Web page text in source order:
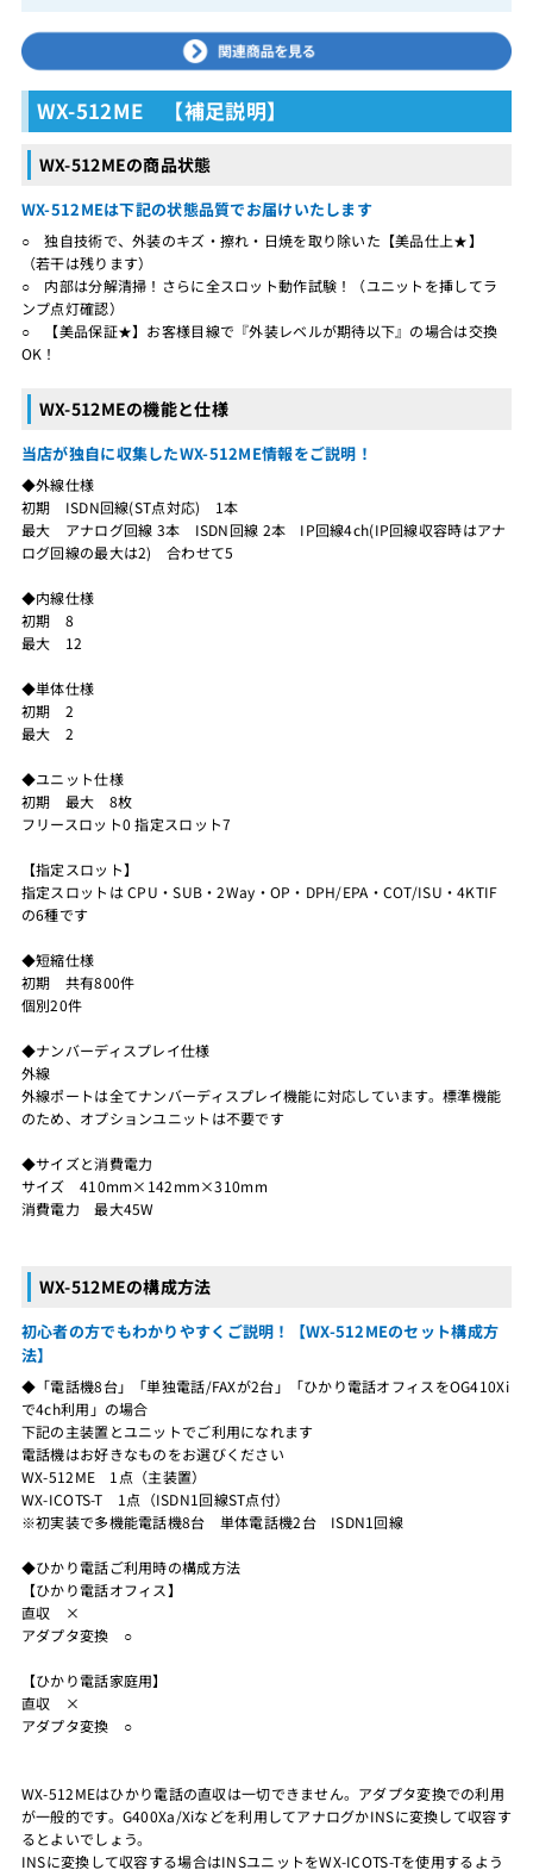
WX-512ME 【補足説明】
WX-512MEの商品状態
WX-512MEは下記の状態品質でお届けいたします
○ 独自技術で、外装のキズ・擦れ・日焼を取り除いた【美品仕上★】
（若干は残ります）
○ 内部は分解清掃！さらに全スロット動作試験！（ユニットを挿してラ
ンプ点灯確認）
○ 【美品保証★】お客様目線で『外装レベルが期待以下』の場合は交換
OK！
WX-512MEの機能と仕様
当店が独自に収集したWX-512ME情報をご説明！
◆外線仕様
初期 ISDN回線(ST点対応) 1本
最大 アナログ回線 3本 ISDN回線 2本 IP回線4ch(IP回線収容時はアナ
ログ回線の最大は2) 合わせて5
◆内線仕様
初期 8
最大 12
◆単体仕様
初期 2
最大 2
◆ユニット仕様
初期 最大 8枚
フリースロット0 指定スロット7
【指定スロット】
指定スロットは CPU・SUB・2Way・OP・DPH/EPA・COT/ISU・4KTIF
の6種です
◆短縮仕様
初期 共有800件
個別20件
◆ナンバーディスプレイ仕様
外線
外線ポートは全てナンバーディスプレイ機能に対応しています。標準機能
のため、オプションユニットは不要です
◆サイズと消費電力
サイズ 410mm×142mm×310mm
消費電力 最大45W
WX-512MEの構成方法
初心者の方でもわかりやすくご説明！【WX-512MEのセット構成方
法】
◆「電話機8台」「単独電話/FAXが2台」「ひかり電話オフィスをOG410Xi
で4ch利用」の場合
下記の主装置とユニットでご利用になれます
電話機はお好きなものをお選びください
WX-512ME 1点（主装置）
WX-ICOTS-T 1点（ISDN1回線ST点付）
※初実装で多機能電話機8台 単体電話機2台 ISDN1回線
◆ひかり電話ご利用時の構成方法
【ひかり電話オフィス】
直収 ×
アダプタ変換 ○
【ひかり電話家庭用】
直収 ×
アダプタ変換 ○
WX-512MEはひかり電話の直収は一切できません。アダプタ変換での利用
が一般的です。G400Xa/Xiなどを利用してアナログかINSに変換して収容す
るとよいでしょう。
INSに変換して収容する場合はINSユニットをWX-ICOTS-Tを使用するよう